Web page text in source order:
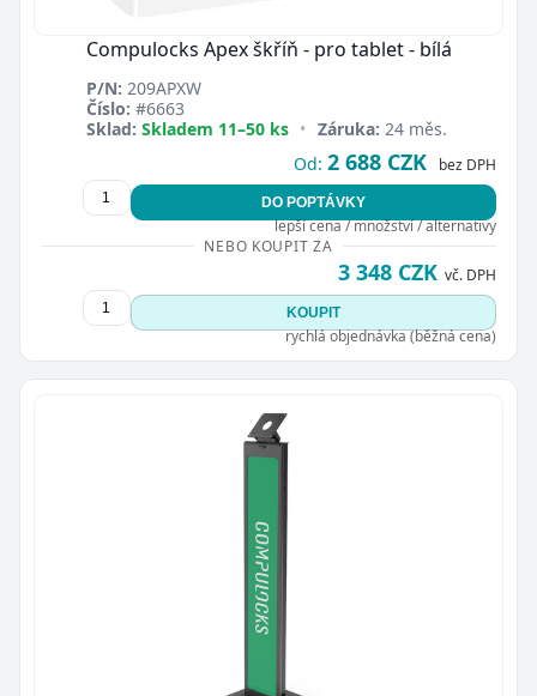
Compulocks Apex škříň - pro tablet - bílá
P/N: 209APXW
Číslo: #6663
Sklad: Skladem 11–50 ks • Záruka: 24 měs.
Od: 2 688 CZK bez DPH
DO POPTÁVKY
lepší cena / množství / alternativy
NEBO KOUPIT ZA
3 348 CZK vč. DPH
KOUPIT
rychlá objednávka (běžná cena)